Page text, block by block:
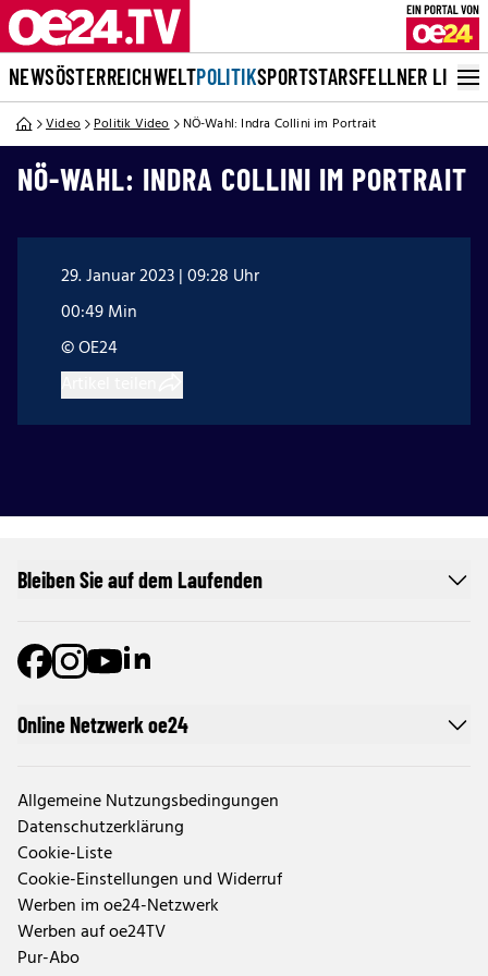
NEWSÖSTERREICHWELTPOLITIKSPORTSTARSFELLNER LIVE
Video Politik Video NÖ-Wahl: Indra Collini im Portrait
NÖ-WAHL: INDRA COLLINI IM PORTRAIT
29. Januar 2023 | 09:28 Uhr
00:49 Min
© OE24
Online Netzwerk oe24
Allgemeine Nutzungsbedingungen
Datenschutzerklärung
Cookie-Liste
Cookie-Einstellungen und Widerruf
Werben im oe24-Netzwerk
Werben auf oe24TV
Pur-Abo
Bleiben Sie auf dem Laufenden